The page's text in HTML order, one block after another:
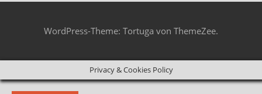
WordPress-Theme: Tortuga von ThemeZee.
Privacy & Cookies Policy